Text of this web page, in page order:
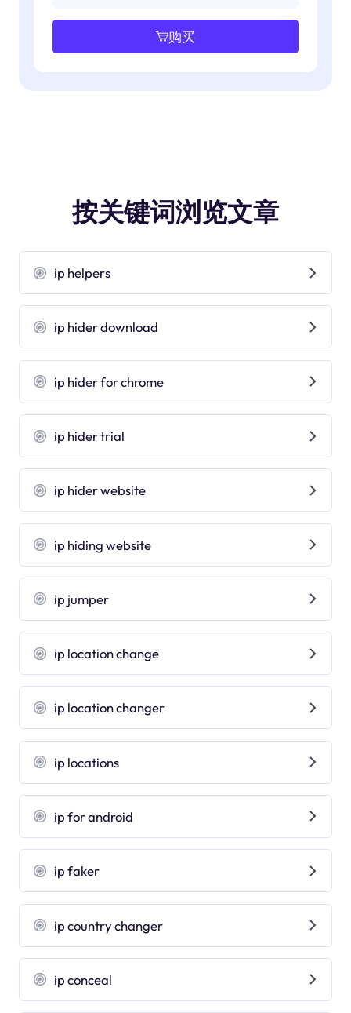
购买
按关键词浏览文章
ip helpers
ip hider download
ip hider for chrome
ip hider trial
ip hider website
ip hiding website
ip jumper
ip location change
ip location changer
ip locations
ip for android
ip faker
ip country changer
ip conceal